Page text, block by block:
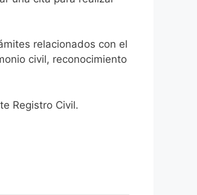
relacionados con el
civil, reconocimiento
Registro Civil.​